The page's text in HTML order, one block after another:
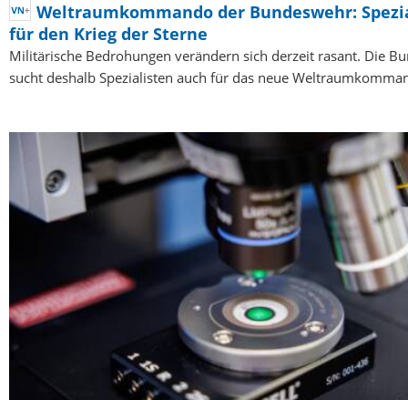
Weltraumkommando der Bundeswehr:
für den Krieg der Sterne
Militärische Bedrohungen verändern sich derzeit rasant. Die
sucht deshalb Spezialisten auch für das neue